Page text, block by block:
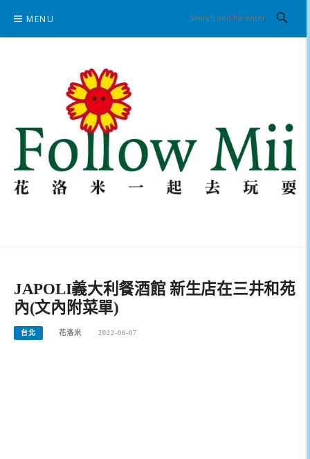
content
MENU
JAPOLI義大利餐酒館 新生店在三井和苑
內(文內附菜單)
台北 花洛米 2022-06-07